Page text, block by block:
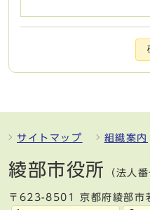
サイトマップ 組織案内
綾部市役所 （法人
〒623-8501 京都府綾部市